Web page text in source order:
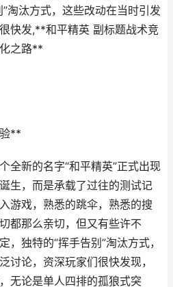
淘汰方式，这些改动在当时引发
快发,**和平精英 副标题战术竞
之路**
**
全新的名字“和平精英”正式出现
生，而是承载了过往的测试记
游戏，熟悉的跳伞，熟悉的搜
都那么亲切，但又有些许不
，独特的“挥手告别”淘汰方式，
讨论，资深玩家们很快发现，
无论是单人四排的孤狼式突